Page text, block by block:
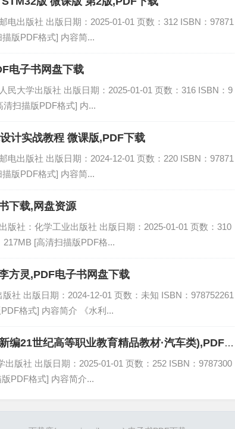
电出版社 出版日期：2025-01-01 页数：312 ISBN：97871
版PDF格式] 内容简...
电子书网盘下载
民大学出版社 出版日期：2025-01-01 页数：316 ISBN：9
清扫描版PDF格式] 内...
实战教程 微课版,PDF下载
电出版社 出版日期：2024-12-01 页数：220 ISBN：97871
版PDF格式] 内容简...
下载,网盘资源
版社：化学工业出版社 出版日期：2025-01-01 页数：310
217MB [高清扫描版PDF格...
方灵,PDF电子书网盘下载
社 出版日期：2024-12-01 页数：未知 ISBN：978752261
格式] 内容简介 《水利...
编21世纪高等职业教育精品教材·汽车类),PDF
版社 出版日期：2025-01-01 页数：252 ISBN：9787300
PDF格式] 内容简介...